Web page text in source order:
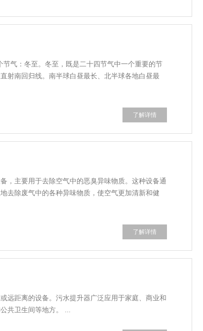
气：冬至。冬至，既是二十四节气中一个重要的节
射南回归线。南半球白昼最长、北半球各地白昼最
了解详情
，主要用于去除空气中的恶臭异味物质。这种设备通
去除废气中的各种异味物质，使空气更加清新和健
了解详情
远距离的设备。污水提升器广泛应用于家庭、商业和
共卫生间等地方。 ...